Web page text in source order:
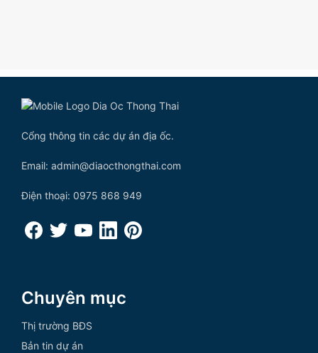
Cổng thông tin các dự án địa ốc.
Email: admin@diaocthongthai.com
Điện thoại: 0975 868 949
Chuyên mục
Thị trường BĐS
Bản tin dự án